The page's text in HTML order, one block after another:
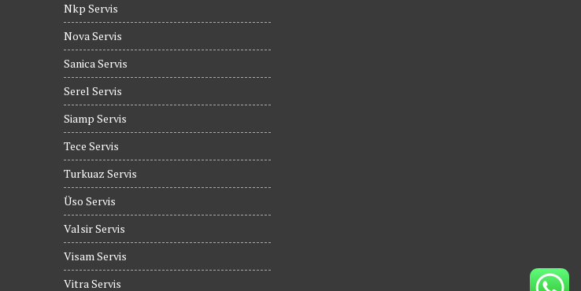
Nkp Servis
Nova Servis
Sanica Servis
Serel Servis
Siamp Servis
Tece Servis
Turkuaz Servis
Üso Servis
Valsir Servis
Visam Servis
Vitra Servis